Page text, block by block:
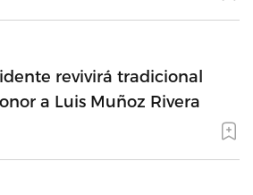
revivirá tradicional
a Luis Muñoz Rivera